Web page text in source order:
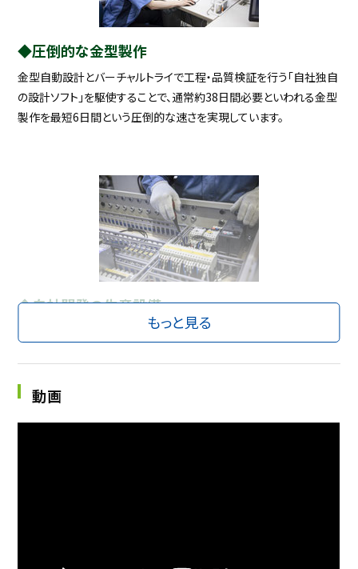
◆圧倒的な金型製作
金型自動設計とバーチャルトライで工程・品質検証を行う「自社独自
の設計ソフト」を駆使することで、通常約38日間必要といわれる金型
製作を最短6日間という圧倒的な速さを実現しています。
もっと見る
◆自社開発の生産設備
自動生産ライン「もやし1」など、より良い品質の製品を生み出すため
動画